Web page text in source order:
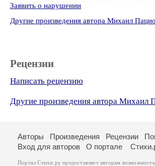
Заявить о нарушении
Другие произведения автора Михаил
Рецензии
Написать рецензию
Другие произведения автора Михаил
Авторы Произведения Рецензии
Вход для авторов
О портале
Портал Стихи.ру предоставляет авторам возможность